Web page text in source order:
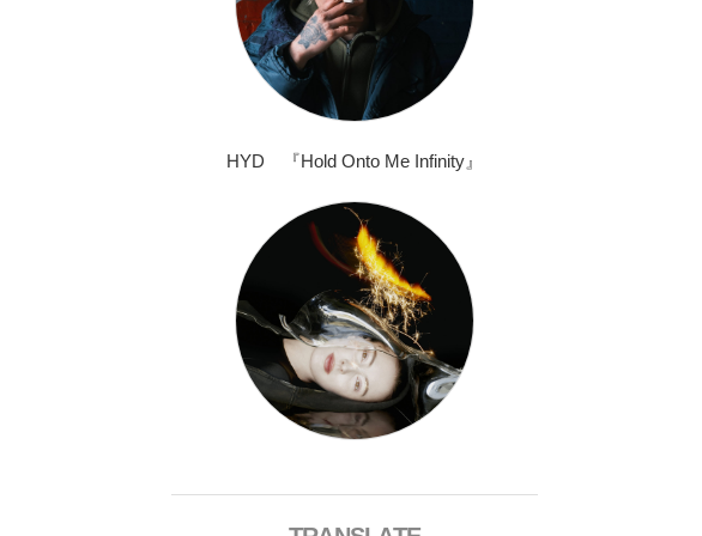
HYD 『Hold Onto Me Infinity』